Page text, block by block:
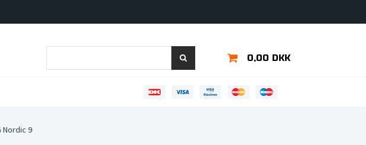
0,00 DKK
Nordic 9